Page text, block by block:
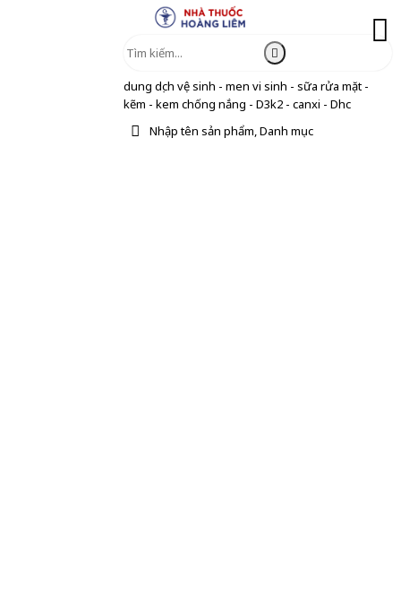
dung dịch vệ sinh - men vi sinh - sữa rửa mặt -
kẽm - kem chống nắng - D3k2 - canxi - Dhc
Nhập tên sản phẩm, Danh mục